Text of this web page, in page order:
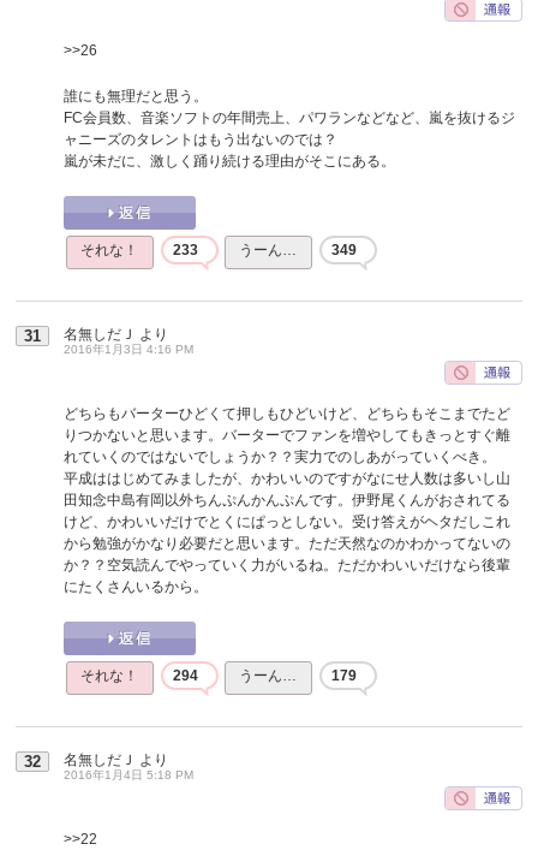
>>26
誰にも無理だと思う。
FC会員数、音楽ソフトの年間売上、パワランなどなど、嵐を抜けるジ
ャニーズのタレントはもう出ないのでは？
嵐が未だに、激しく踊り続ける理由がそこにある。
それな！ 233 うーん… 349
31 名無しだＪ より
2016年1月3日 4:16 PM
どちらもバーターひどくて押しもひどいけど、どちらもそこまでたど
りつかないと思います。バーターでファンを増やしてもきっとすぐ離
れていくのではないでしょうか？？実力でのしあがっていくべき。
平成ははじめてみましたが、かわいいのですがなにせ人数は多いし山
田知念中島有岡以外ちんぷんかんぷんです。伊野尾くんがおされてる
けど、かわいいだけでとくにぱっとしない。受け答えがヘタだしこれ
から勉強がかなり必要だと思います。ただ天然なのかわかってないの
か？？空気読んでやっていく力がいるね。ただかわいいだけなら後輩
にたくさんいるから。
それな！ 294 うーん… 179
32 名無しだＪ より
2016年1月4日 5:18 PM
>>22